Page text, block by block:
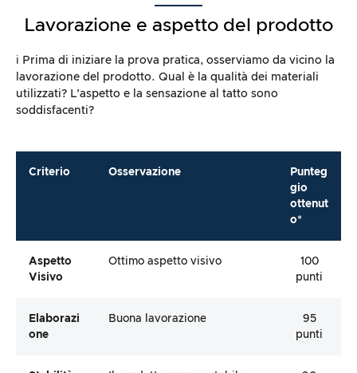
Lavorazione e aspetto del prodotto
ℹ️ Prima di iniziare la prova pratica, osserviamo da vicino la
lavorazione del prodotto. Qual è la qualità dei materiali
utilizzati? L’aspetto e la sensazione al tatto sono
soddisfacenti?
Criterio Osservazione
Punteg
gio
ottenut
o*
Aspetto
Visivo
Ottimo aspetto visivo
100
punti
Elaborazi
One
Buona lavorazione
95
punti